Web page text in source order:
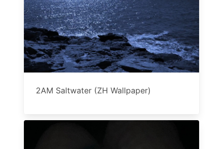
2AM Saltwater (ZH Wallpaper)